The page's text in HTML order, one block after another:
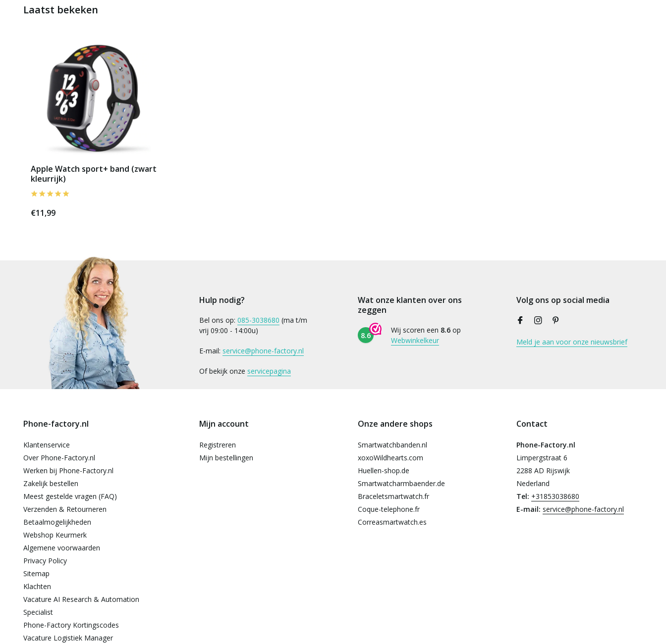
Laatst bekeken
Apple Watch sport+ band (zwart
kleurrijk)
€11,99
Hulp nodig?
Bel ons op: 085-3038680 (ma t/m
vrij 09:00 - 14:00u)
E-mail: service@phone-factory.nl
Of bekijk onze servicepagina
Wat onze klanten over ons
zeggen
8.6
Wij scoren een 8.6 op
Webwinkelkeur
Volg ons op social media
Meld je aan voor onze nieuwsbrief
Phone-factory.nl
Klantenservice
Over Phone-Factory.nl
Werken bij Phone-Factory.nl
Zakelijk bestellen
Meest gestelde vragen (FAQ)
Verzenden & Retourneren
Betaalmogelijkheden
Webshop Keurmerk
Algemene voorwaarden
Privacy Policy
Sitemap
Klachten
Vacature AI Research & Automation
Specialist
Phone-Factory Kortingscodes
Vacature Logistiek Manager
Mijn account
Registreren
Mijn bestellingen
Onze andere shops
Smartwatchbanden.nl
xoxoWildhearts.com
Huellen-shop.de
Smartwatcharmbaender.de
Braceletsmartwatch.fr
Coque-telephone.fr
Correasmartwatch.es
Contact
Phone-Factory.nl
Limpergstraat 6
2288 AD Rijswijk
Nederland
Tel: +31853038680
E-mail: service@phone-factory.nl